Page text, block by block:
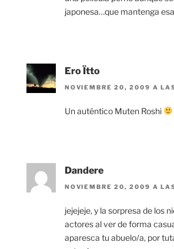
japonesa…que mantenga
Ero Ïtto
NOVIEMBRE 20, 2009 A
Un auténtico Muten Roshi
Dandere
NOVIEMBRE 20, 2009 A
jejejeje, y la sorpresa de los
actores al ver de forma
aparesca tu abuelo/a, por